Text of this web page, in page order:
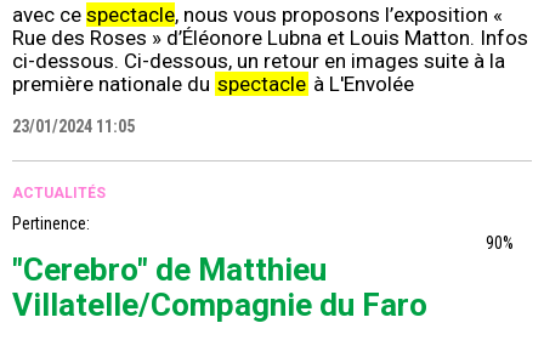
avec ce spectacle, nous vous proposons l’exposition «
Rue des Roses » d’Éléonore Lubna et Louis Matton. Infos
ci-dessous. Ci-dessous, un retour en images suite à la
première nationale du spectacle à L'Envolée
23/01/2024 11:05
ACTUALITÉS
Pertinence:
90%
"Cerebro" de Matthieu
Villatelle/Compagnie du Faro